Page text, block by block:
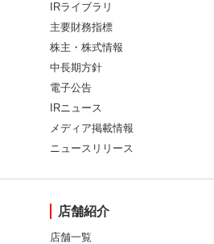
IRライブラリ
主要財務指標
株主・株式情報
中長期方針
電子公告
IRニュース
メディア掲載情報
ニュースリリース
店舗紹介
店舗一覧